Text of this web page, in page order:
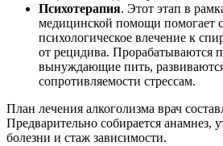
Психотерапия. Этот этап в
медицинской помощи помогает
психологическое влечение к
от рецидива. Прорабатываются
вынуждающие пить,
сопротивляемости стрессам.
План лечения алкоголизма врач
Предварительно собирается анамнез,
болезни и стаж зависимости.